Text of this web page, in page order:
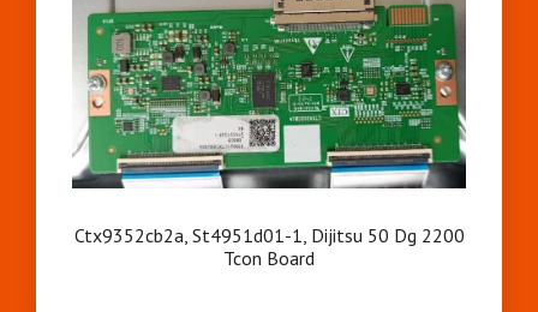
Ctx9352cb2a, St4951d01-1, Dijitsu 50 Dg 2200
Tcon Board